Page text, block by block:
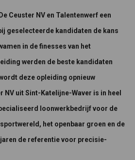
Ceuster NV en Talentenwerf een
geselecteerde kandidaten de kans
in de finesses van het
werden de beste kandidaten
deze opleiding opnieuw
NV uit Sint-Katelijne-Waver is in heel
loonwerkbedrijf voor de
het openbaar groen en de
de referentie voor precisie-